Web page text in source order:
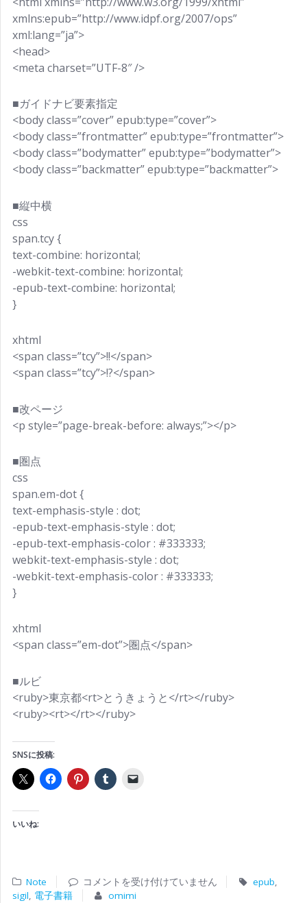
xmlns:epub=”http://www.idpf.org/2007/ops”
xml:lang=”ja”>
<head>
<meta charset=”UTF-8″ />
■ガイドナビ要素指定
<body class=”cover” epub:type=”cover”>
<body class=”frontmatter” epub:type=”frontmatter”>
<body class=”bodymatter” epub:type=”bodymatter”>
<body class=”backmatter” epub:type=”backmatter”>
■縦中横
css
span.tcy {
text-combine: horizontal;
-webkit-text-combine: horizontal;
-epub-text-combine: horizontal;
}
xhtml
<span class=”tcy”>!!</span>
<span class=”tcy”>!?</span>
■改ページ
<p style=”page-break-before: always;”></p>
■圏点
css
span.em-dot {
text-emphasis-style : dot;
-epub-text-emphasis-style : dot;
-epub-text-emphasis-color : #333333;
webkit-text-emphasis-style : dot;
-webkit-text-emphasis-color : #333333;
}
xhtml
<span class=”em-dot”>圏点</span>
■ルビ
<ruby>東京都<rt>とうきょうと</rt></ruby>
<ruby><rt></rt></ruby>
SNSに投稿:
いいね:
Note コメントを受け付けていません epub,
sigil, 電子書籍 omimi